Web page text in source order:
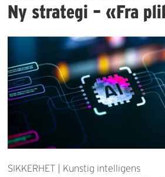
Ny strategi – «Fra
SIKKERHET | Kunstig intelligens